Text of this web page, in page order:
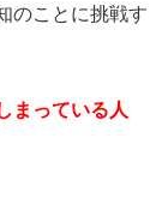
のことに挑戦す
まっている人